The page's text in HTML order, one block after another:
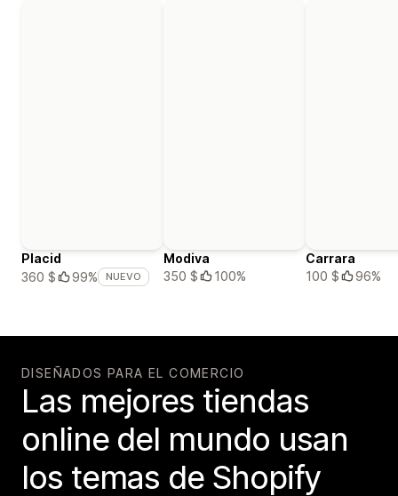
Placid
360 $
99% NUEVO
Modiva
350 $
100%
Carrara
100 $
96%
DISEÑADOS PARA EL COMERCIO
Las mejores tiendas
online del mundo usan
los temas de Shopify